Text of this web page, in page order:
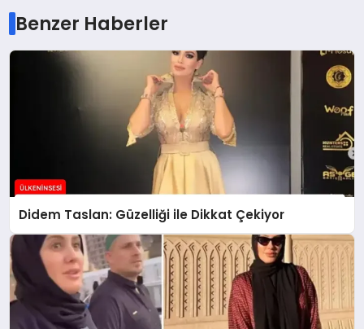
Benzer Haberler
Didem Taslan: Güzelliği ile Dikkat Çekiyor